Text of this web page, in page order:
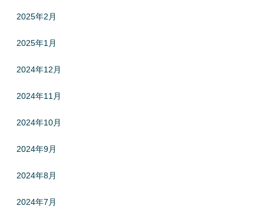
2025年2月
2025年1月
2024年12月
2024年11月
2024年10月
2024年9月
2024年8月
2024年7月